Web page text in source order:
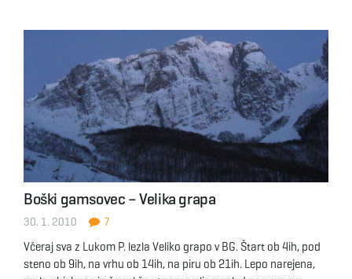
i
o
n
Boški gamsovec – Velika grapa
30. 1. 2010 7
Včeraj sva z Lukom P. lezla Veliko grapo v BG. Štart ob 4ih, pod
steno ob 9ih, na vrhu ob 14ih, na piru ob 21ih. Lepo narejena,